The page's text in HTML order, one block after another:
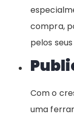
compra,
pelos
Com o
uma